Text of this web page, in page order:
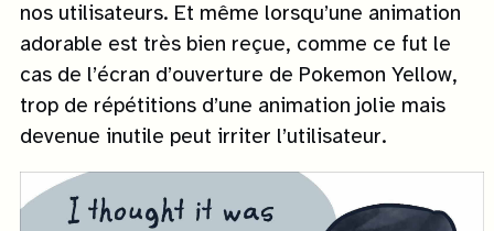
nos utilisateurs. Et même lorsqu’une animation
adorable est très bien reçue, comme ce fut le
cas de l’écran d’ouverture de Pokemon Yellow,
trop de répétitions d’une animation jolie mais
devenue inutile peut irriter l’utilisateur.